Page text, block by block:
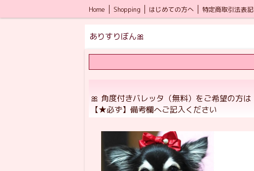
Home Shopping はじめての方へ 特定商取引法表記
ありすりぼん🎀
🎀 角度付きバレッタ（無料）をご希望の方は
【★必ず】備考欄へご記入ください